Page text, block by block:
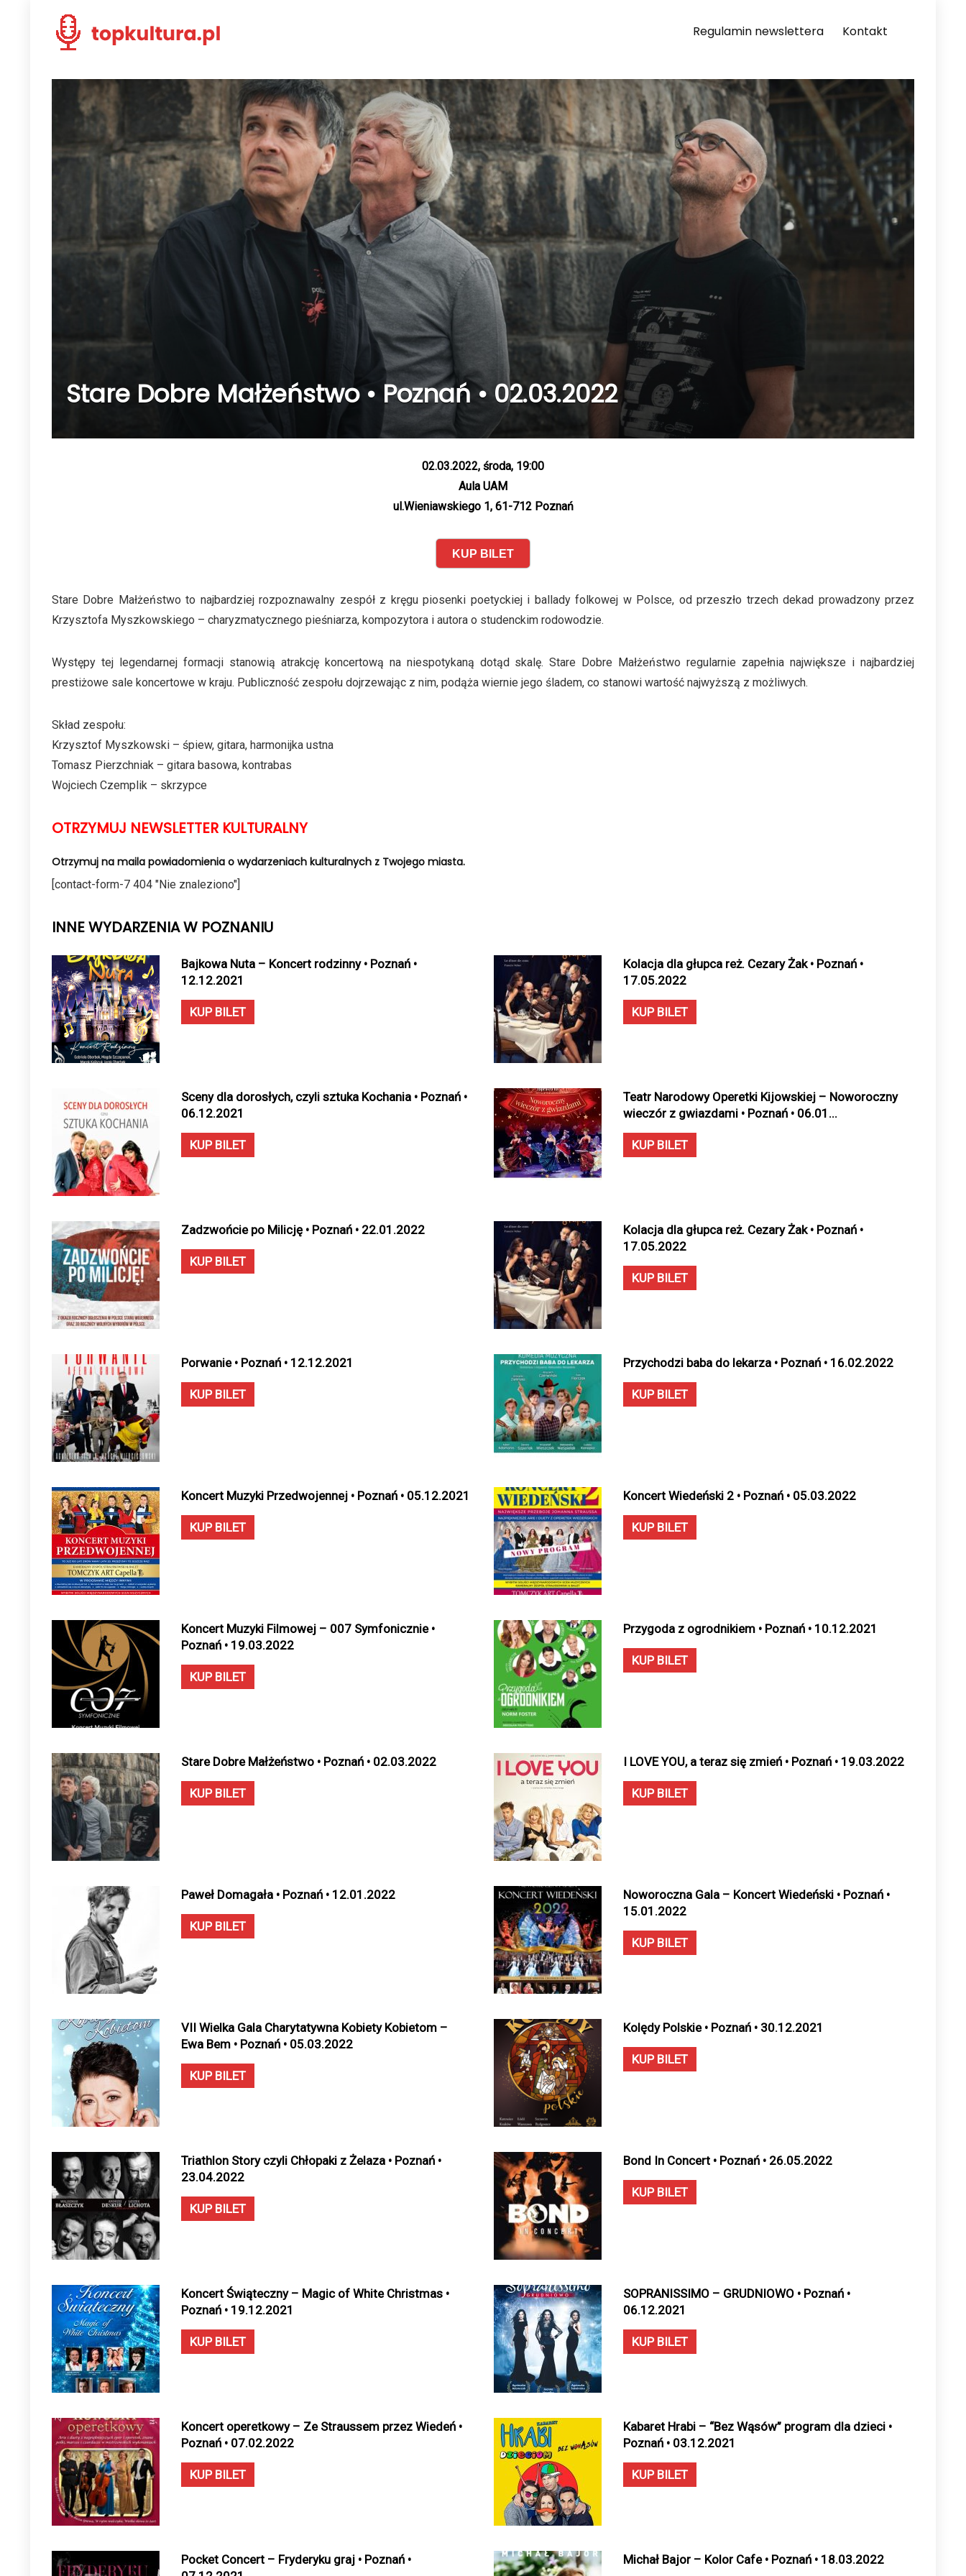
Regulamin newslettera Kontakt
Stare Dobre Małżeństwo • Poznań • 02.03.2022
02.03.2022, środa, 19:00
Aula UAM
ul.Wieniawskiego 1, 61-712 Poznań
KUP BILET
Stare Dobre Małżeństwo to najbardziej rozpoznawalny zespół z kręgu piosenki poetyckiej i ballady folkowej w Polsce, od przeszło trzech dekad prowadzony przez
Krzysztofa Myszkowskiego – charyzmatycznego pieśniarza, kompozytora i autora o studenckim rodowodzie.
Występy tej legendarnej formacji stanowią atrakcję koncertową na niespotykaną dotąd skalę. Stare Dobre Małżeństwo regularnie zapełnia największe i najbardziej
prestiżowe sale koncertowe w kraju. Publiczność zespołu dojrzewając z nim, podąża wiernie jego śladem, co stanowi wartość najwyższą z możliwych.
Skład zespołu:
Krzysztof Myszkowski – śpiew, gitara, harmonijka ustna
Tomasz Pierzchniak – gitara basowa, kontrabas
Wojciech Czemplik – skrzypce
OTRZYMUJ NEWSLETTER KULTURALNY
Otrzymuj na maila powiadomienia o wydarzeniach kulturalnych z Twojego miasta.
[contact-form-7 404 "Nie znaleziono"]
INNE WYDARZENIA W POZNANIU
Bajkowa Nuta – Koncert rodzinny • Poznań •
12.12.2021
KUP BILET
Kolacja dla głupca reż. Cezary Żak • Poznań •
17.05.2022
KUP BILET
Sceny dla dorosłych, czyli sztuka Kochania • Poznań •
06.12.2021
KUP BILET
Teatr Narodowy Operetki Kijowskiej – Noworoczny
wieczór z gwiazdami • Poznań • 06.01...
KUP BILET
Zadzwońcie po Milicję • Poznań • 22.01.2022
KUP BILET
Kolacja dla głupca reż. Cezary Żak • Poznań •
17.05.2022
KUP BILET
Porwanie • Poznań • 12.12.2021
KUP BILET
Przychodzi baba do lekarza • Poznań • 16.02.2022
KUP BILET
Koncert Muzyki Przedwojennej • Poznań • 05.12.2021
KUP BILET
Koncert Wiedeński 2 • Poznań • 05.03.2022
KUP BILET
Koncert Muzyki Filmowej – 007 Symfonicznie •
Poznań • 19.03.2022
KUP BILET
Przygoda z ogrodnikiem • Poznań • 10.12.2021
KUP BILET
Stare Dobre Małżeństwo • Poznań • 02.03.2022
KUP BILET
I LOVE YOU, a teraz się zmień • Poznań • 19.03.2022
KUP BILET
Paweł Domagała • Poznań • 12.01.2022
KUP BILET
Noworoczna Gala – Koncert Wiedeński • Poznań •
15.01.2022
KUP BILET
VII Wielka Gala Charytatywna Kobiety Kobietom –
Ewa Bem • Poznań • 05.03.2022
KUP BILET
Kolędy Polskie • Poznań • 30.12.2021
KUP BILET
Triathlon Story czyli Chłopaki z Żelaza • Poznań •
23.04.2022
KUP BILET
Bond In Concert • Poznań • 26.05.2022
KUP BILET
Koncert Świąteczny – Magic of White Christmas •
Poznań • 19.12.2021
KUP BILET
SOPRANISSIMO – GRUDNIOWO • Poznań •
06.12.2021
KUP BILET
Koncert operetkowy – Ze Straussem przez Wiedeń •
Poznań • 07.02.2022
KUP BILET
Kabaret Hrabi – “Bez Wąsów” program dla dzieci •
Poznań • 03.12.2021
KUP BILET
Pocket Concert – Fryderyku graj • Poznań •
Michał Bajor – Kolor Cafe • Poznań • 18.03.2022